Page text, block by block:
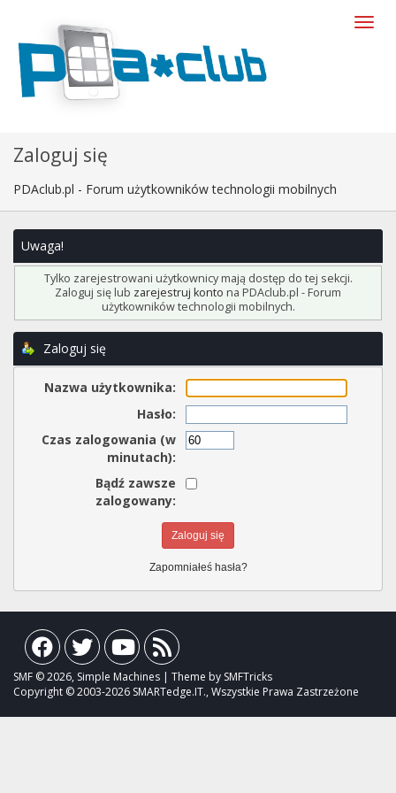
Zaloguj się
PDAclub.pl - Forum użytkowników technologii mobilnych
Uwaga!
Tylko zarejestrowani użytkownicy mają dostęp do tej sekcji.
Zaloguj się lub zarejestruj konto na PDAclub.pl - Forum
użytkowników technologii mobilnych.
Zaloguj się
Nazwa użytkownika:
Hasło:
Czas zalogowania (w
minutach):
Bądź zawsze
zalogowany:
Zapomniałeś hasła?
SMF © 2026, Simple Machines | Theme by SMFTricks
Copyright © 2003-2026 SMARTedge.IT., Wszystkie Prawa Zastrzeżone